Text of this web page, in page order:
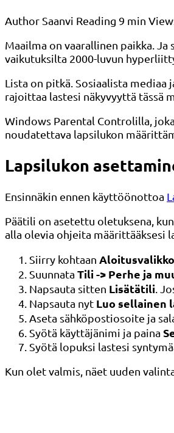
Author Saanvi Reading 9 min
Maailma on vaarallinen paikka.
vaikutuksilta 2000-luvun
Lista on pitkä. Sosiaalista mediaa
rajoittaa lastesi näkyvyyttä tässä
Windows Parental Controlilla,
noudatettava lapsilukon
Lapsilukon
Ensinnäkin ennen käyttöönottoa
Päätili on asetettu oletuksena,
alla olevia ohjeita määrittääksesi
Siirry kohtaan Aloitusvalikko
Suunnata Tili -> Perhe ja
Napsauta sitten Lisätätili .
Napsauta nyt Luo sellainen
Aseta sähköpostiosoite ja
Syötä käyttäjänimi ja paina
Syötä lopuksi lastesi
Kun olet valmis, näet uuden